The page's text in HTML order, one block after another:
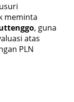
meminta
, guna
atas
PLN